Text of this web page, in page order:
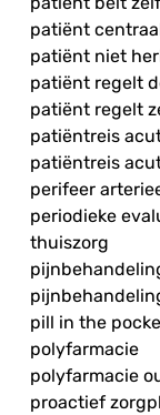
patiënt
patiënt niet
patiënt regelt
patiënt regelt
patiëntreis
patiëntreis
perifeer
periodieke
thuiszorg
pill in the
polyfarmacie
polyfarmacie
proactief